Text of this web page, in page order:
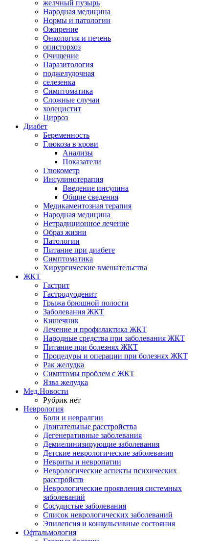
желчный пузырь
Народная медицина
Нормы и патологии
Ожирение
Онкология и печень
описторхоз
Очищение
Паразитология
поджелудочная
селезенка
Симптоматика
Сложные случаи
холецистит
Цирроз
Диабет
Беременность
Глюкоза в крови
Анализы
Показатели
Глюкометр
Инсулинотерапия
Введение инсулина
Общие сведения
Медикаментозная терапия
Народная медицина
Нетрадиционное лечение
Образ жизни
Патологии
Питание при диабете
Симптоматика
Хирургические вмешательства
ЖКТ
Гастрит
Гастродуоденит
Грыжа брюшной полости
Заболевания ЖКТ
Кишечник
Лечение и профилактика ЖКТ
Народные средства при заболевания ЖКТ
Питание при болезнях ЖКТ
Процедуры и операции при болезнях ЖКТ
Рак желудка
Симптомы проблем с ЖКТ
Язва желудка
Мед.Новости
Рубрик нет
Неврология
Боли и невралгии
Двигательные расстройства
Дегенеративные заболевания
Демиелинизирующие заболевания
Детские неврологические заболевания
Невриты и невропатии
Неврологические аспекты психических
расстройств
Неврологические проявления системных
заболеваний
Сосудистые заболевания
Список неврологических заболеваний
Эпилепсия и конвульсивные состояния
Офтальмология